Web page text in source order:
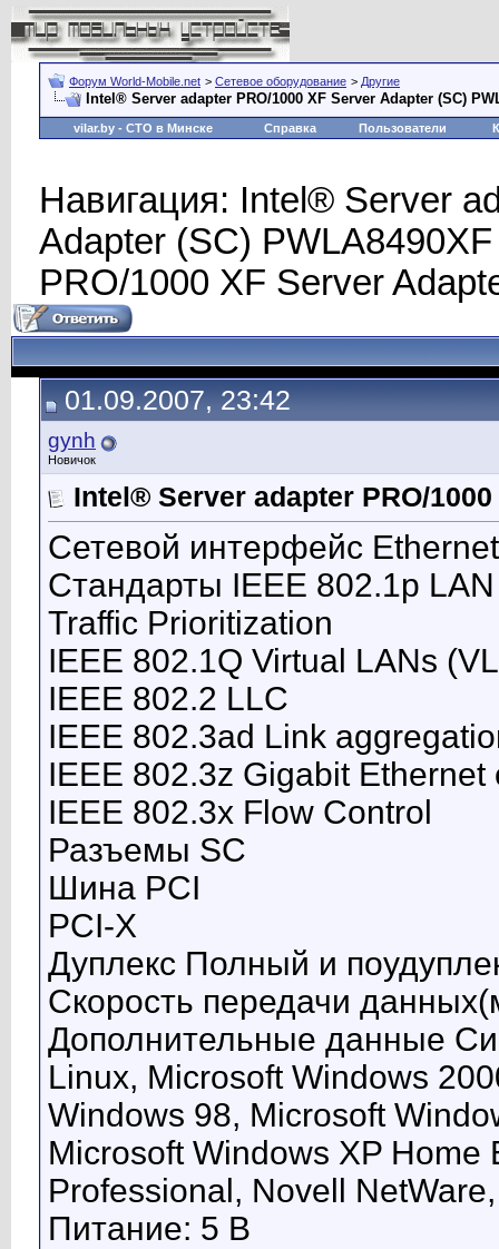
Форум World-Mobile.net > Сетевое оборудование > Другие
Intel® Server adapter PRO/1000 XF Server Adapter (SC)
vilar.by - СТО в Минске Справка Пользователи
Навигация: Intel® Server
Adapter (SC)
PRO/1000 XF Server
01.09.2007, 23:42
gynh
Новичок
Intel® Server adapter PRO/
Сетевой интерфейс
Стандарты IEEE 802.1p
Traffic Prioritization
IEEE 802.1Q Virtual LANs
IEEE 802.2 LLC
IEEE 802.3ad Link
IEEE 802.3z Gigabit
IEEE 802.3x Flow Control
Разъемы SC
Шина PCI
PCI-X
Дуплекс Полный и
Скорость передачи
Дополнительные данные
Linux, Microsoft Windows
Windows 98, Microsoft
Microsoft Windows XP
Professional, Novell
Питание: 5 В